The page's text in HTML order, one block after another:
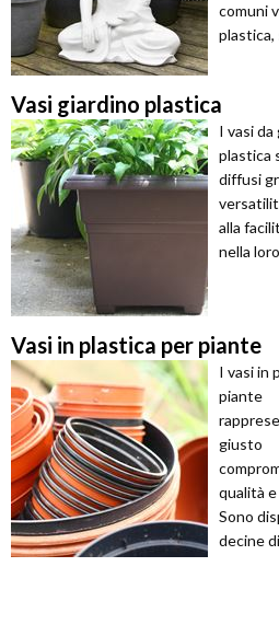
comuni
plastica,
Vasi giardino plastica
I vasi da
plastica
diffusi
alla
nella
Vasi in plastica per piante
I vasi in
piante
giusto
qualità
Sono
decine